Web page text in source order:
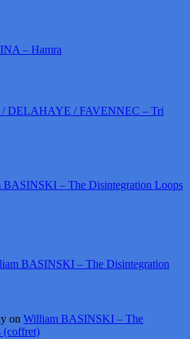
– Hamra
DELAHAYE / FAVENNEC – Tri
BASINSKI – The Disintegration Loops
BASINSKI – The Disintegration
on William BASINSKI – The
(coffret)